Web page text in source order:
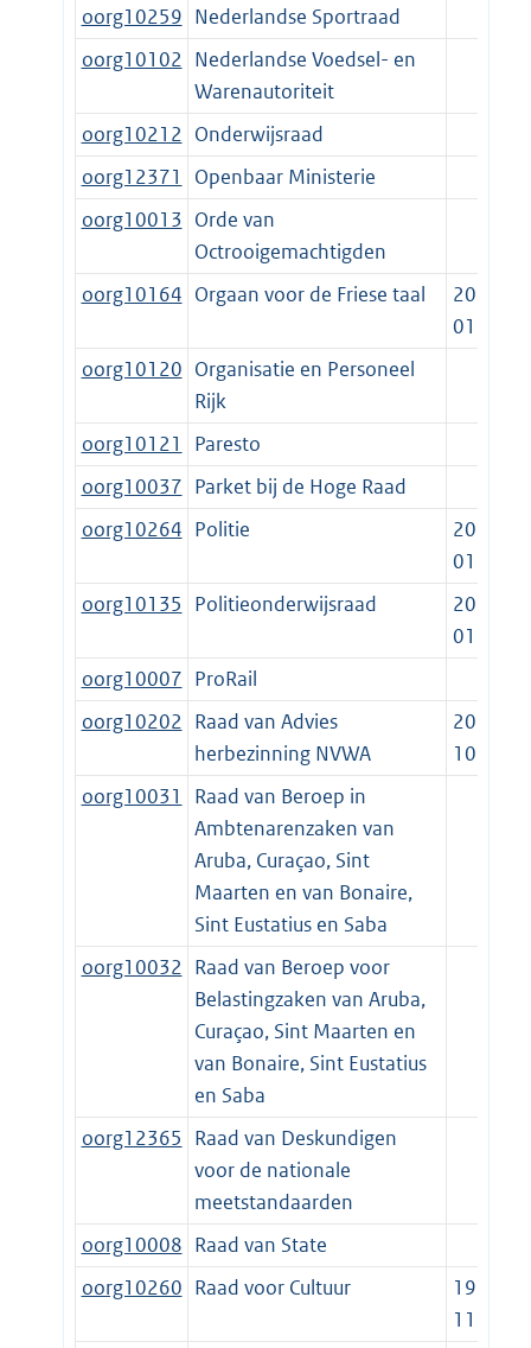
oorg10259 Nederlandse Sportraad
oorg10102 Nederlandse Voedsel- en
Warenautoriteit
oorg10212 Onderwijsraad
oorg12371
Openbaar Ministerie
oorg10013 Orde van
Octrooigemachtigden
oorg10164 Orgaan voor de Friese taal
2014-
01-01
oorg10120 Organisatie en Personeel
Rijk
oorg10121
Paresto
oorg10037 Parket bij de Hoge Raad
oorg10264 Politie
2013-
01-01
oorg10135 Politieonderwijsraad
2013-
01-01
oorg10007 ProRail
oorg10202 Raad van Advies
herbezinning NVWA
2019-
10-15
oorg10031
Raad van Beroep in
Ambtenarenzaken van
Aruba, Curaçao, Sint
Maarten en van Bonaire,
Sint Eustatius en Saba
oorg10032 Raad van Beroep voor
Belastingzaken van Aruba,
Curaçao, Sint Maarten en
van Bonaire, Sint Eustatius
en Saba
oorg12365 Raad van Deskundigen
voor de nationale
meetstandaarden
oorg10008 Raad van State
oorg10260 Raad voor Cultuur
1995-
11-22